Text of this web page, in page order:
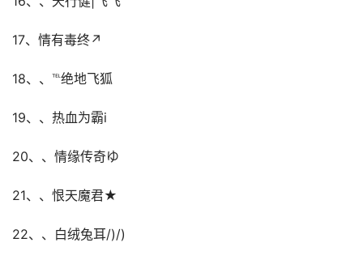
17、情有毒终↗
18、、℡绝地飞狐
19、、热血为霸i
20、、情缘传奇ゆ
21、、恨天魔君★
22、、白绒兔耳/)/)